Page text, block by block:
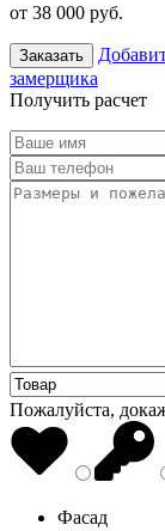
от 38 000 руб.
Заказать
замерщика
Получить расчет
Пожалуйста,
Фасад